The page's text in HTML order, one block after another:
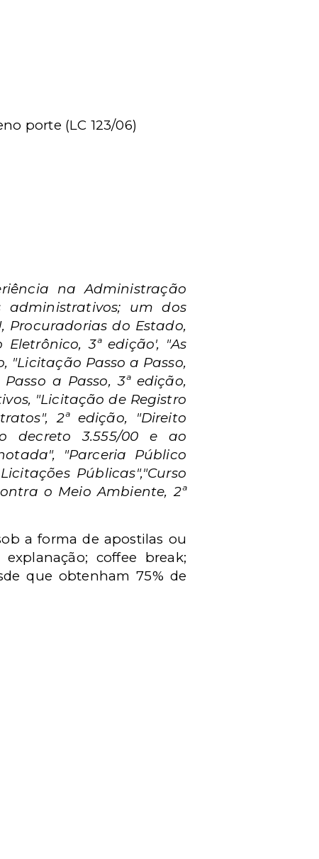
porte (LC 123/06)
na Administração
administrativos; um dos
Procuradorias do Estado,
3ª edição', "As
"Licitação Passo a Passo,
a Passo, 3ª edição,
"Licitação de Registro
2ª edição, "Direito
decreto 3.555/00 e ao
"Parceria Público
Públicas","Curso
o Meio Ambiente, 2ª
a forma de apostilas ou
coffee break;
que obtenham 75% de